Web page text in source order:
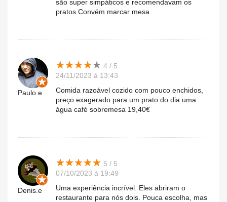
são super simpáticos e recomendavam os
pratos Convém marcar mesa
Paulo.e
★★★★★
★★★★★ 4 / 5
24/11/2023 à 13:43
Comida razoável cozido com pouco enchidos,
preço exagerado para um prato do dia uma
água café sobremesa 19,40€
Denis.e
★★★★★
★★★★★ 5 / 5
07/10/2023 à 19:49
Uma experiência incrível. Eles abriram o
restaurante para nós dois. Pouca escolha, mas